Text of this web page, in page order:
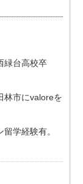
緑台高校卒
林市にvaloreを
学経験有。